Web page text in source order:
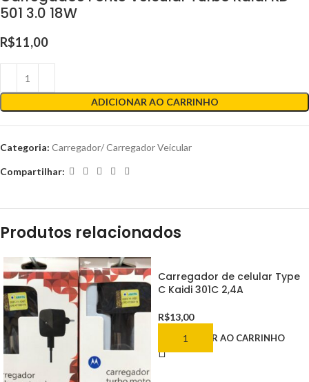
501 3.0 18W
R$11,00
ADICIONAR AO CARRINHO
Categoria: Carregador/ Carregador Veicular
Compartilhar:
Produtos relacionados
Carregador de celular Type
C Kaidi 301C 2,4A
R$13,00
ADICIONAR AO CARRINHO